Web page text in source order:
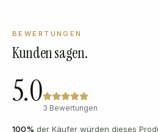
BEWERTUNGEN
Kunden sagen.
5.03 Bewertungen
100% der Käufer würden dieses